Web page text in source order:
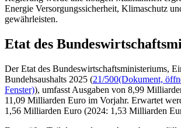
Energie Versorgungssicherheit, Klimaschutz
gewährleisten.
Etat des
Der Etat des Bundeswirtschaftsministeriums,
Bundehsaushalts 2025 (21/500(Dokument,
Fenster)), umfasst Ausgaben von 8,99
11,09 Milliarden Euro im Vorjahr. Erwartet
1,56 Milliarden Euro (2024: 1,53 Milliarden